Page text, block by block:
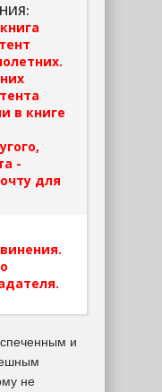
в книге
-
для
и
не